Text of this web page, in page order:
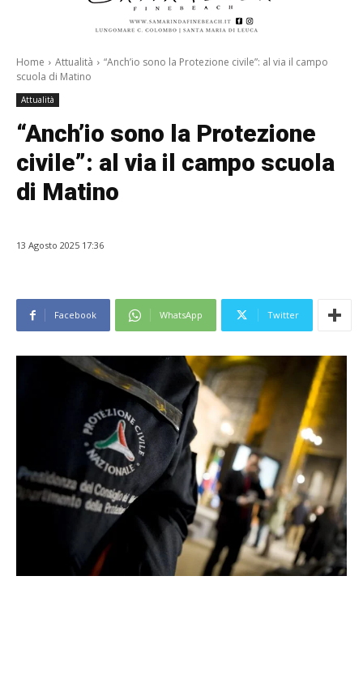
Home Attualità
“Anch’io sono la Protezione civile”: al via il campo
scuola di Matino
Attualità
“Anch’io sono la Protezione
civile”: al via il campo scuola
di Matino
13 Agosto 2025 17:36
Facebook WhatsApp Twitter